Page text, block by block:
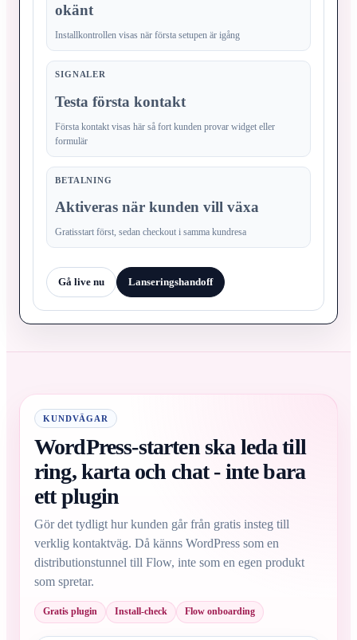
okänt
Installkontrollen visas när första setupen är igång
SIGNALER
Testa första kontakt
Första kontakt visas här så fort kunden provar widget eller
formulär
BETALNING
Aktiveras när kunden vill växa
Gratisstart först, sedan checkout i samma kundresa
Gå live nu Lanseringshandoff
KUNDVÄGAR
WordPress-starten ska leda till
ring, karta och chat - inte bara
ett plugin
Gör det tydligt hur kunden går från gratis insteg till
verklig kontaktväg. Då känns WordPress som en
distributionstunnel till Flow, inte som en egen produkt
som spretar.
Gratis plugin Install-check Flow onboarding